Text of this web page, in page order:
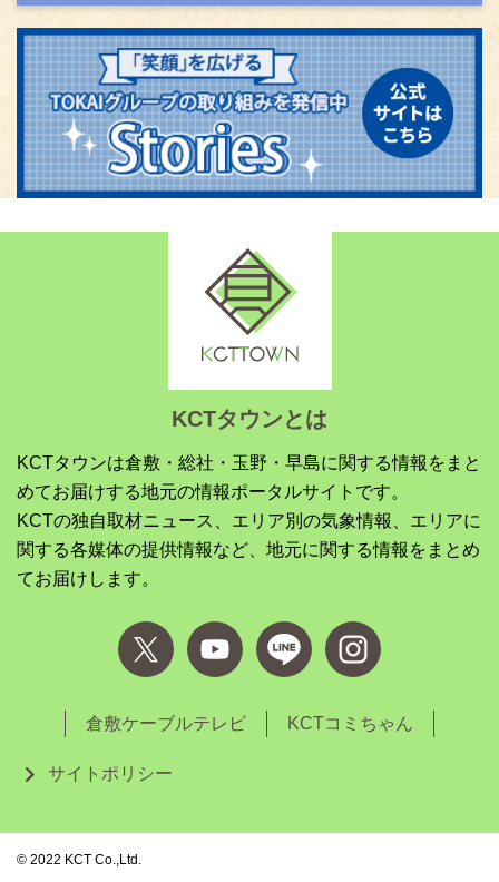
KCTタウンとは
KCTタウンは倉敷・総社・玉野・早島に関する情報をまと
めてお届けする地元の情報ポータルサイトです。
KCTの独自取材ニュース、エリア別の気象情報、エリアに
関する各媒体の提供情報など、地元に関する情報をまとめ
てお届けします。
倉敷ケーブルテレビ KCTコミちゃん
サイトポリシー
©︎ 2022 KCT Co.,Ltd.